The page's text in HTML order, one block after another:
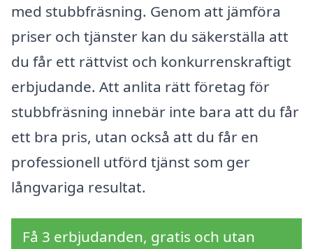
med stubbfräsning. Genom att jämföra
priser och tjänster kan du säkerställa att
du får ett rättvist och konkurrenskraftigt
erbjudande. Att anlita rätt företag för
stubbfräsning innebär inte bara att du får
ett bra pris, utan också att du får en
professionell utförd tjänst som ger
långvariga resultat.
Få 3 erbjudanden, gratis och utan